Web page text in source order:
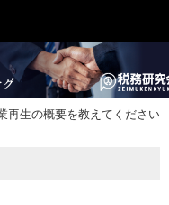
再生の概要を教えてください